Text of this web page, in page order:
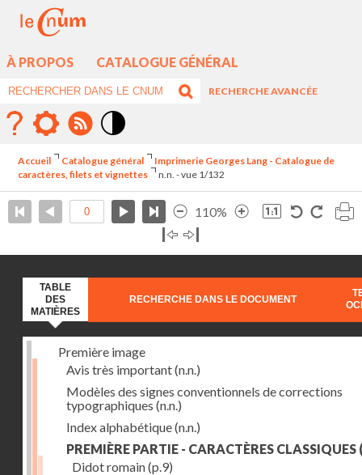
À PROPOS CATALOGUE GÉNÉRAL
RECHERCHE AVANCÉE
élévé
Accueil Catalogue général
Imprimerie Georges Lang - Catalogue de
caractères, filets et vignettes
n.n. - vue 1/132
110%
TABLE
DES
MATIÈRES
RECHERCHE DANS LE DOCUMENT
Première image
Avis très important(n.n.)
Modèles des signes conventionnels de corrections
typographiques (n.n.)
Index alphabétique(n.n.)
PREMIÈRE PARTIE - CARACTÈRES CLASSIQUES
Didot romain(p.9)